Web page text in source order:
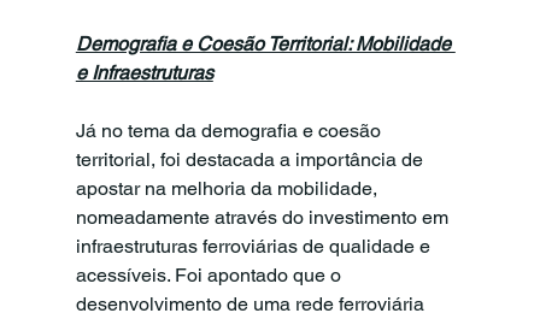
Demografia e Coesão Territorial: Mobilidade
e Infraestruturas
Já no tema da demografia e coesão
territorial, foi destacada a importância de
apostar na melhoria da mobilidade,
nomeadamente através do investimento em
infraestruturas ferroviárias de qualidade e
acessíveis. Foi apontado que o
desenvolvimento de uma rede ferroviária